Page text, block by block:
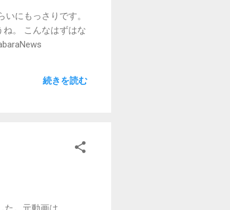
になるのでさすが
しまくっても大丈
も持ってきました
は残念です。良いマ
にもっさりです。
。 こんなはずはな
続きを読む